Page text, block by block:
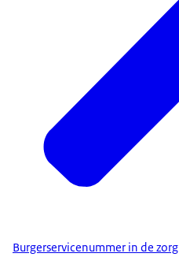
Burgerservicenummer in de zorg